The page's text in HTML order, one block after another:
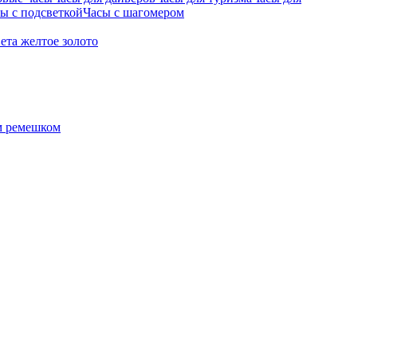
с подсветкойЧасы с шагомером
желтое золото
ремешком